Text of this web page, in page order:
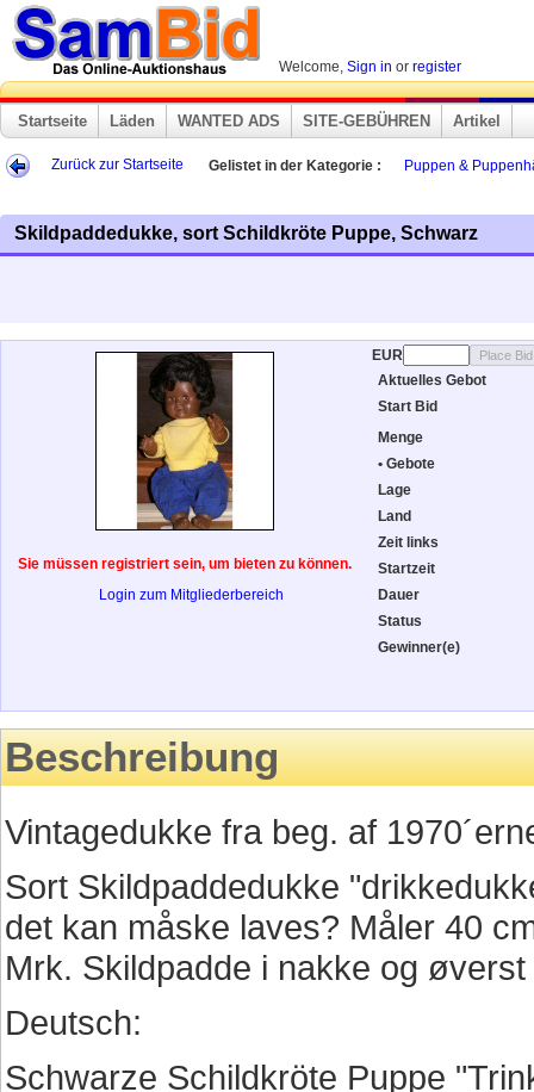
Welcome, Sign in or register
Startseite Läden WANTED ADS SITE-GEBÜHREN Artikel
Zurück zur Startseite Gelistet in der Kategorie : Puppen &
Skildpaddedukke, sort Schildkröte Puppe, Schwarz
Sie müssen registriert sein, um bieten zu können.
Login zum Mitgliederbereich
EUR
Aktuelles Gebot
Start Bid
Menge
• Gebote
Lage
Land
Zeit links
Startzeit
Dauer
Status
Gewinner(e)
Beschreibung
Vintagedukke fra beg. af
Sort Skildpaddedukke
det kan måske laves? Måler 40
Mrk. Skildpadde i nakke og
Deutsch:
Schwarze Schildkröte Puppe